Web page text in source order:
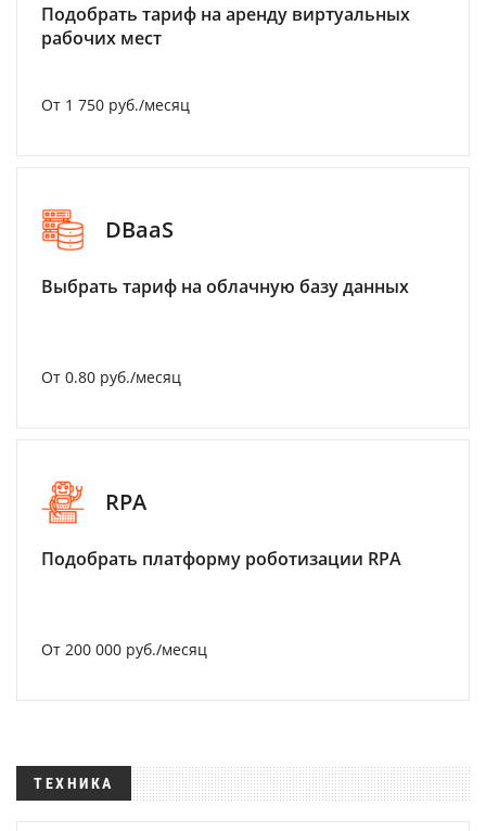
Подобрать тариф на аренду виртуальных
рабочих мест
От 1 750 руб./месяц
DBaaS
Выбрать тариф на облачную базу данных
От 0.80 руб./месяц
RPA
Подобрать платформу роботизации RPA
От 200 000 руб./месяц
ТЕХНИКА